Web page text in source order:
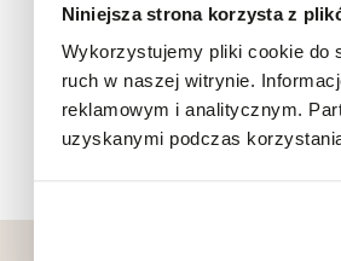
Niniejsza strona korzysta z
Wykorzystujemy pliki cookie do
ruch w naszej witrynie.
reklamowym i analitycznym.
uzyskanymi podczas